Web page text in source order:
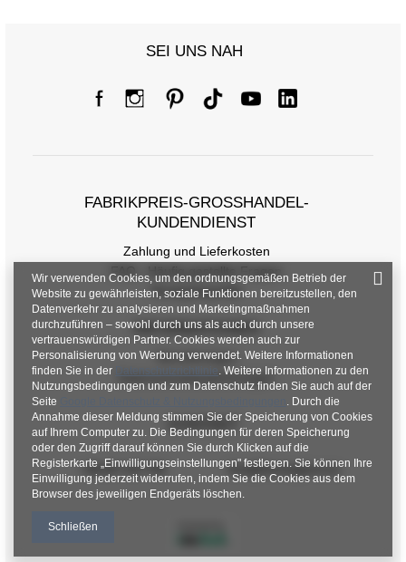
SEI UNS NAH
FABRIKPREIS-GROSSHANDEL-K
UNDENDIENST
Zahlung und Lieferkosten
FAQ - Häufig gestellte Fragen
Rückgabepolitik
INFORMATIONEN
Verordnungen
Datenschutzbestimmungen
KONTAKT
+48 601 547 740 hurt@factoryprice.eu
Wir verwenden Cookies, um den ordnungsgemäßen Betrieb der
Website zu gewährleisten, soziale Funktionen bereitzustellen, den
Datenverkehr zu analysieren und Marketingmaßnahmen
durchzuführen – sowohl durch uns als auch durch unsere
vertrauenswürdigen Partner. Cookies werden auch zur
Personalisierung von Werbung verwendet. Weitere Informationen
finden Sie in der
Datenschutzrichtlinie. Weitere Informationen zu den
Nutzungsbedingungen und zum Datenschutz finden Sie auch auf der
Seite
. Durch die
Annahme dieser Meldung stimmen Sie der Speicherung von Cookies
auf Ihrem Computer zu. Die Bedingungen für deren Speicherung
oder den Zugriff darauf können Sie durch Klicken auf die
Registerkarte „Einwilligungseinstellungen" festlegen. Sie können Ihre
Einwilligung jederzeit widerrufen, indem Sie die Cookies aus dem
Browser des jeweiligen Endgeräts löschen.
Schließen